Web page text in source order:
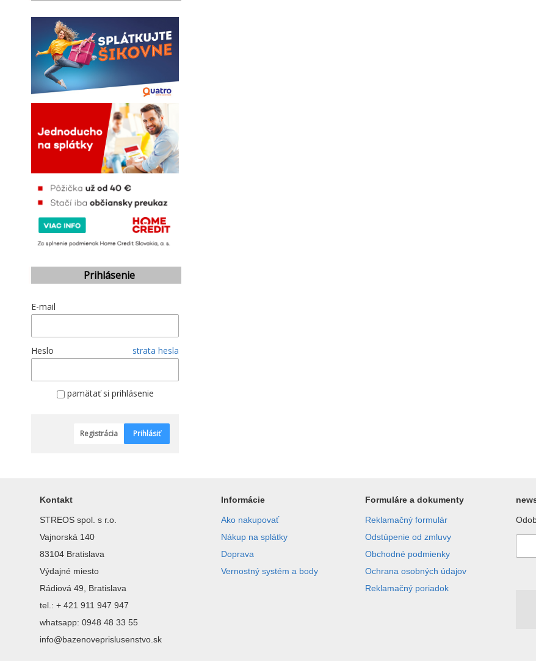
Prihlásenie
E-mail
Heslo strata hesla
pamätať si prihlásenie
Registrácia Prihlásiť
Kontakt
STREOS spol. s r.o.
Vajnorská 140
83104 Bratislava
Výdajné miesto
Rádiová 49, Bratislava
tel.: + 421 911 947 947
whatsapp: 0948 48 33 55
info@bazenoveprislusenstvo.sk
Informácie
Ako nakupovať
Nákup na splátky
Doprava
Vernostný systém a body
Formuláre a dokumenty
Reklamačný formulár
Odstúpenie od zmluvy
Obchodné podmienky
Ochrana osobných údajov
Reklamačný poriadok